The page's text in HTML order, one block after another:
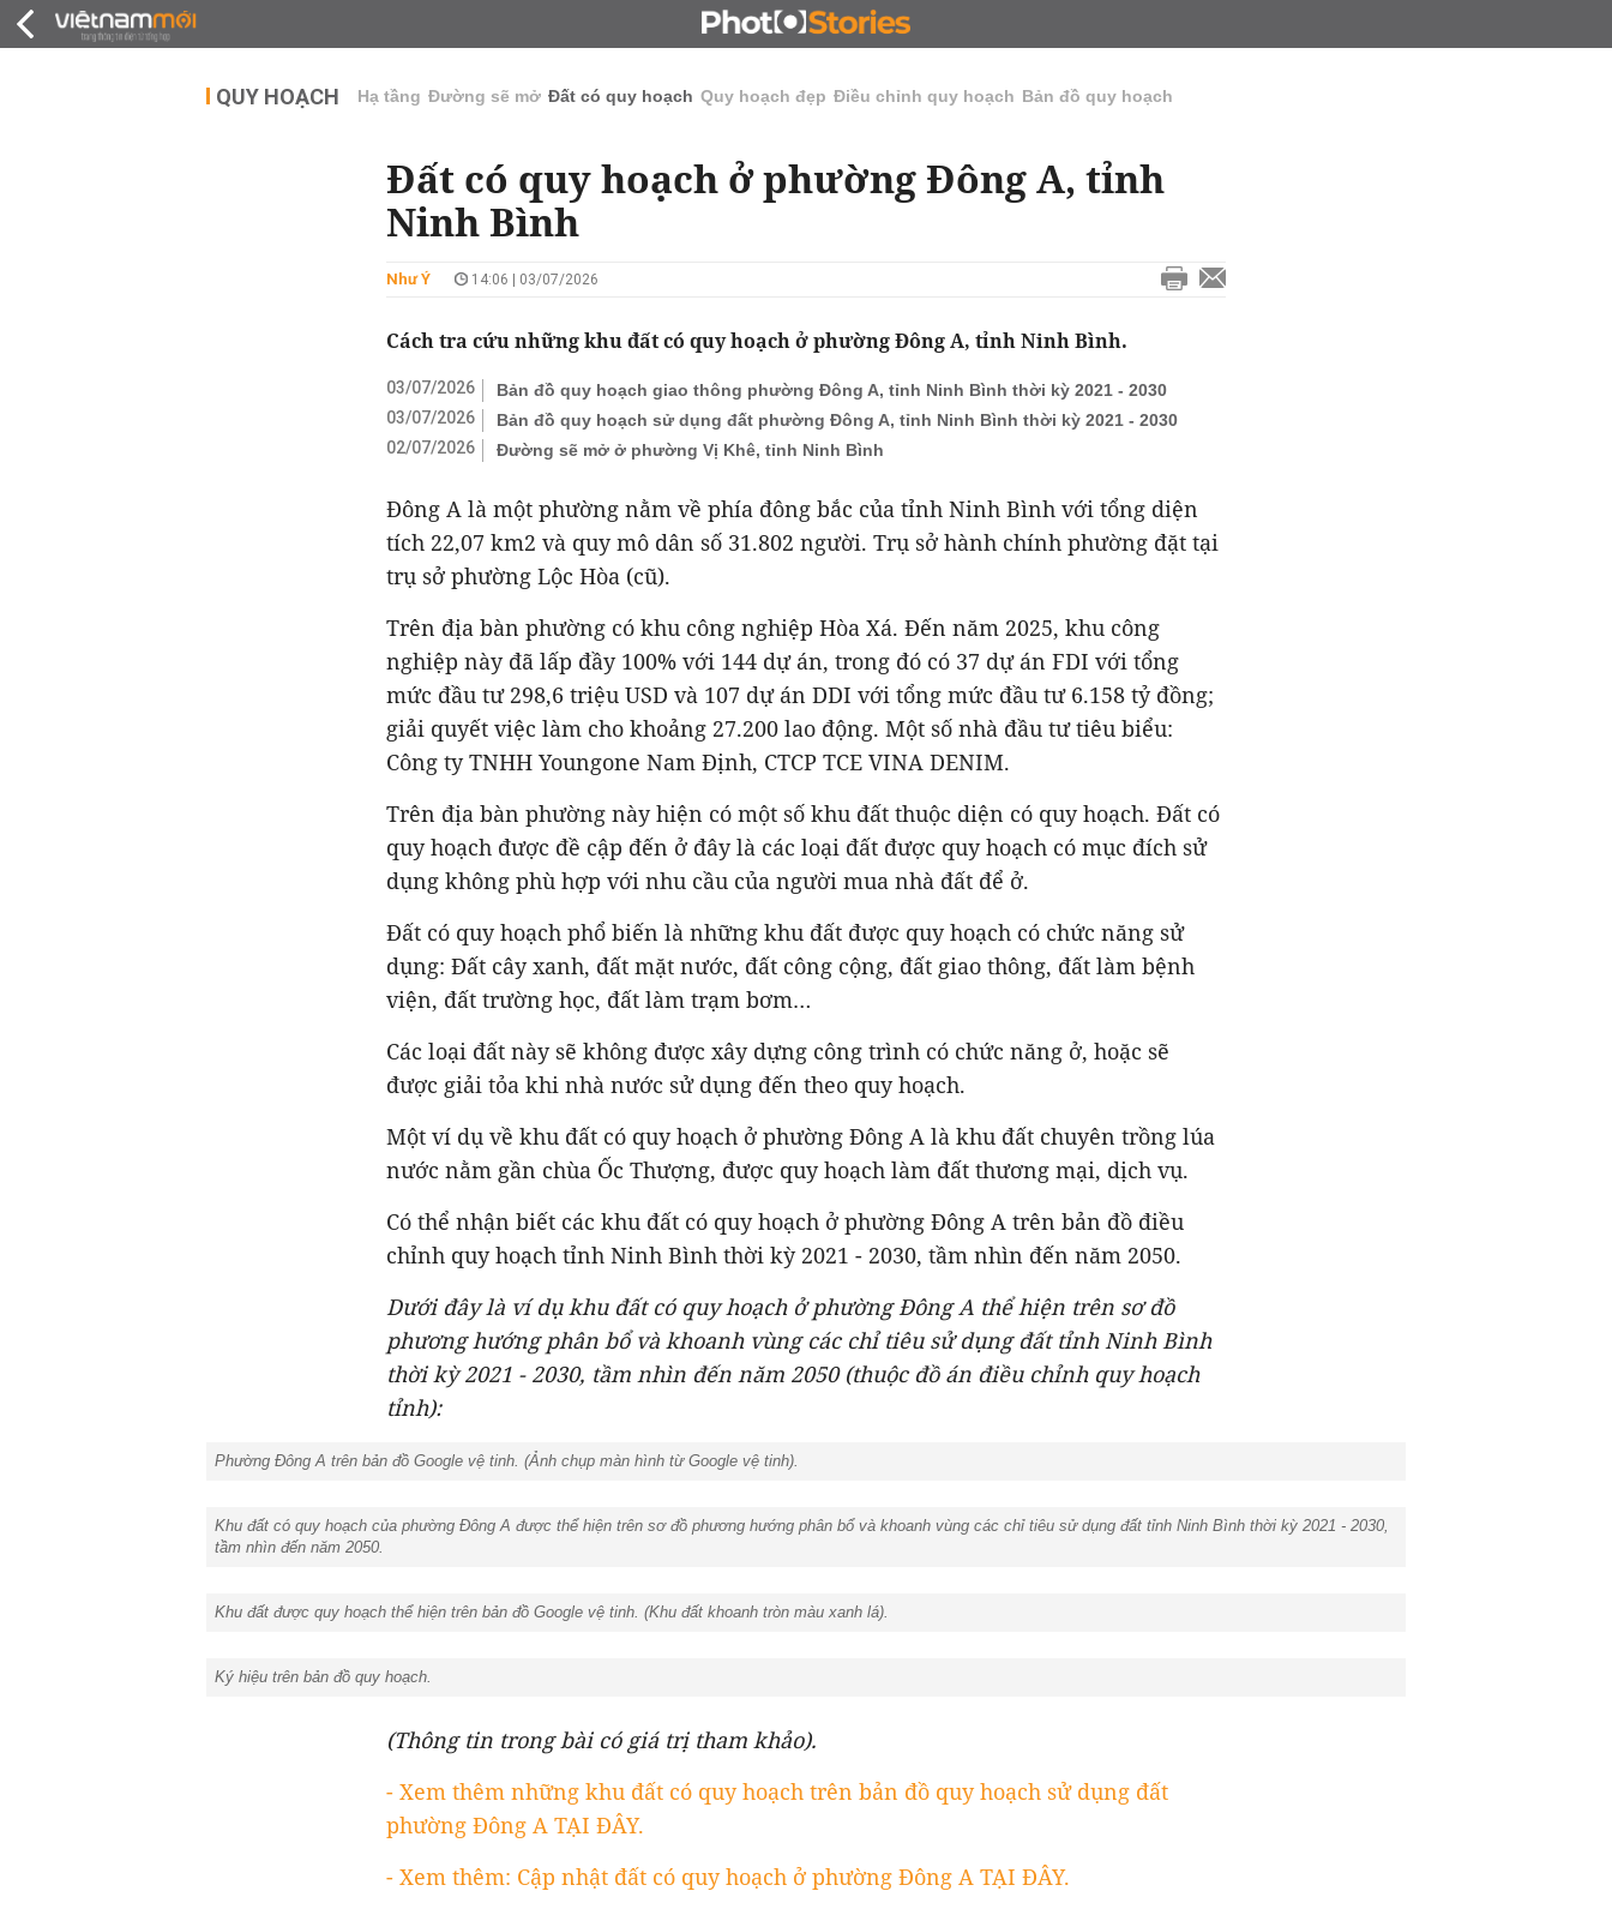
ĐẤU GIÁ - ĐẤU THẦU KINH DOANH
QUY HOẠCH Hạ tầng Đường sẽ mở Đất có quy hoạch Quy hoạch đẹp Điều chỉnh quy hoạch Bản đồ quy hoạch
Đất có quy hoạch ở phường Đông A, tỉnh
Ninh Bình
Như Ý 14:06 | 03/07/2026
Cách tra cứu những khu đất có quy hoạch ở phường Đông A, tỉnh Ninh Bình.
03/07/2026
Bản đồ quy hoạch giao thông phường Đông A, tỉnh Ninh Bình thời kỳ 2021 - 2030
03/07/2026
Bản đồ quy hoạch sử dụng đất phường Đông A, tỉnh Ninh Bình thời kỳ 2021 - 2030
02/07/2026
Đường sẽ mở ở phường Vị Khê, tỉnh Ninh Bình
Đông A là một phường nằm về phía đông bắc của tỉnh Ninh Bình với tổng diện
tích 22,07 km2 và quy mô dân số 31.802 người. Trụ sở hành chính phường đặt tại
trụ sở phường Lộc Hòa (cũ).
Trên địa bàn phường có khu công nghiệp Hòa Xá. Đến năm 2025, khu công
nghiệp này đã lấp đầy 100% với 144 dự án, trong đó có 37 dự án FDI với tổng
mức đầu tư 298,6 triệu USD và 107 dự án DDI với tổng mức đầu tư 6.158 tỷ đồng;
giải quyết việc làm cho khoảng 27.200 lao động. Một số nhà đầu tư tiêu biểu:
Công ty TNHH Youngone Nam Định, CTCP TCE VINA DENIM.
Trên địa bàn phường này hiện có một số khu đất thuộc diện có quy hoạch. Đất có
quy hoạch được đề cập đến ở đây là các loại đất được quy hoạch có mục đích sử
dụng không phù hợp với nhu cầu của người mua nhà đất để ở.
Đất có quy hoạch phổ biến là những khu đất được quy hoạch có chức năng sử
dụng: Đất cây xanh, đất mặt nước, đất công cộng, đất giao thông, đất làm bệnh
viện, đất trường học, đất làm trạm bơm…
Các loại đất này sẽ không được xây dựng công trình có chức năng ở, hoặc sẽ
được giải tỏa khi nhà nước sử dụng đến theo quy hoạch.
Một ví dụ về khu đất có quy hoạch ở phường Đông A là khu đất chuyên trồng lúa
nước nằm gần chùa Ốc Thượng, được quy hoạch làm đất thương mại, dịch vụ.
Có thể nhận biết các khu đất có quy hoạch ở phường Đông A trên bản đồ điều
chỉnh quy hoạch tỉnh Ninh Bình thời kỳ 2021 - 2030, tầm nhìn đến năm 2050.
Dưới đây là ví dụ khu đất có quy hoạch ở phường Đông A thể hiện trên sơ đồ
phương hướng phân bổ và khoanh vùng các chỉ tiêu sử dụngđất tỉnh Ninh Bình
thời kỳ 2021 - 2030, tầm nhìn đến năm 2050 (thuộc đồ án điều chỉnh quy hoạch
tỉnh):
Phường Đông A trên bản đồ Google vệ tinh. (Ảnh chụp màn hình từ Google vệ tinh).
Khu đất có quy hoạch của phường Đông A được thể hiện trên sơ đồ phương hướng phân bổ và khoanh vùng các chỉ tiêu sử dụng đất tỉnh Ninh Bình thời kỳ 2021 - 2030,
tầm nhìn đến năm 2050.
Khu đất được quy hoạch thể hiện trên bản đồ Google vệ tinh. (Khu đất khoanh tròn màu xanh lá).
Ký hiệu trên bản đồ quy hoạch.
(Thông tin trong bài có giá trị tham khảo).
- Xem thêm những khu đất có quy hoạch trên bản đồ quy hoạch sử dụng đất
phường Đông A TẠI ĐÂY.
- Xem thêm: Cập nhật đất có quy hoạch ở phường Đông A TẠI ĐÂY.